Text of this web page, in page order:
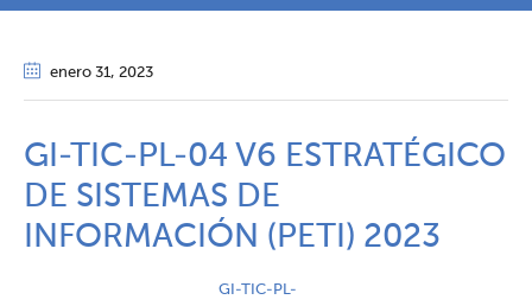
enero 31, 2023
GI-TIC-PL-04 V6 ESTRATÉGICO
DE SISTEMAS DE
INFORMACIÓN (PETI) 2023
GI-TIC-PL-